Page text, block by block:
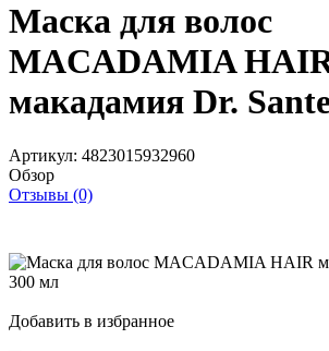
Маска для волос
MACADAMIA
макадамия Dr.
Артикул: 4823015932960
Обзор
Отзывы (0)
Добавить в избранное